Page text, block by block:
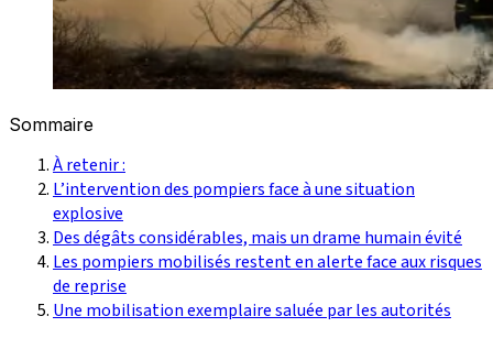
Sommaire
À retenir :
L’intervention des pompiers face à une situation
explosive
Des dégâts considérables, mais un drame humain évité
Les pompiers mobilisés restent en alerte face aux risques
de reprise
Une mobilisation exemplaire saluée par les autorités